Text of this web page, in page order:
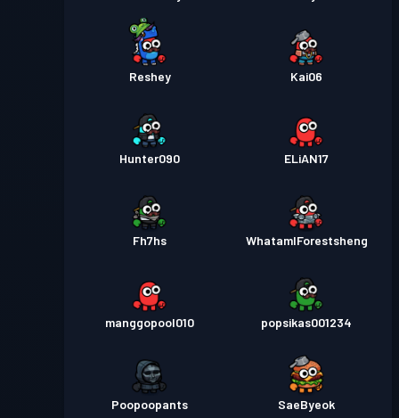
Reshey Kai06
Hunter090 ELiAN17
Fh7hs WhatamIForestsheng
manggopool010 popsikas001234
Poopoopants SaeByeok